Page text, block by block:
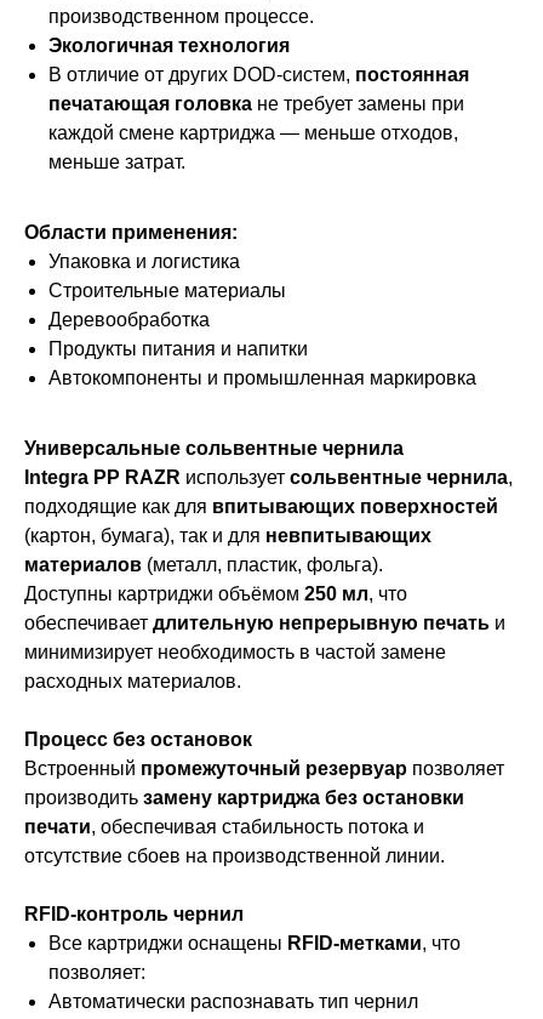
производственном процессе.
Экологичная технология
В отличие от других DOD-систем, постоянная
печатающая головка не требует замены при
каждой смене картриджа — меньше отходов,
меньше затрат.
Области применения:
Упаковка и логистика
Строительные материалы
Деревообработка
Продукты питания и напитки
Автокомпоненты и промышленная маркировка
Универсальные сольвентные чернила
Integra PP RAZR использует сольвентные чернила,
подходящие как для впитывающих поверхностей
(картон, бумага), так и для невпитывающих
материалов (металл, пластик, фольга).
Доступны картриджи объёмом 250 мл, что
обеспечивает длительную непрерывную печать и
минимизирует необходимость в частой замене
расходных материалов.
Процесс без остановок
Встроенный промежуточный резервуар позволяет
производить замену картриджа без остановки
печати, обеспечивая стабильность потока и
отсутствие сбоев на производственной линии.
RFID-контроль чернил
Все картриджи оснащены RFID-метками, что
позволяет:
Автоматически распознавать тип чернил